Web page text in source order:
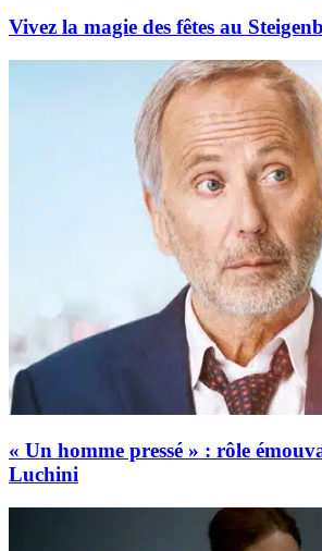
Vivez la magie des fêtes au
« Un homme pressé » : rôle
Luchini